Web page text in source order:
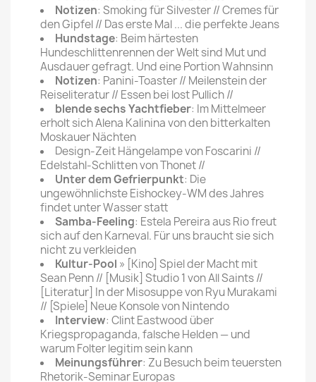
Notizen: Smoking für Silvester // Cremes für
den Gipfel // Das erste Mal ... die perfekte Jeans
Hundstage: Beim härtesten
Hundeschlittenrennen der Welt sind Mut und
Ausdauer gefragt. Und eine Portion Wahnsinn
Notizen: Panini-Toaster // Meilenstein der
Reiseliteratur // Essen bei lost Pullich //
blende sechs Yachtfieber: Im Mittelmeer
erholt sich Alena Kalinina von den bitterkalten
Moskauer Nächten
Design-Zeit Hängelampe von Foscarini //
Edelstahl-Schlitten von Thonet //
Unter dem Gefrierpunkt: Die
ungewöhnlichste Eishockey-WM des Jahres
findet unter Wasser statt
Samba-Feeling: Estela Pereira aus Rio freut
sich auf den Karneval. Für uns braucht sie sich
nicht zu verkleiden
Kultur-Pool » [Kino] Spiel der Macht mit
Sean Penn // [Musik] Studio 1 von All Saints //
[Literatur] In der Misosuppe von Ryu Murakami
// [Spiele] Neue Konsole von Nintendo
Interview: Clint Eastwood über
Kriegspropaganda, falsche Helden — und
warum Folter legitim sein kann
Meinungsführer: Zu Besuch beim teuersten
Rhetorik-Seminar Europas